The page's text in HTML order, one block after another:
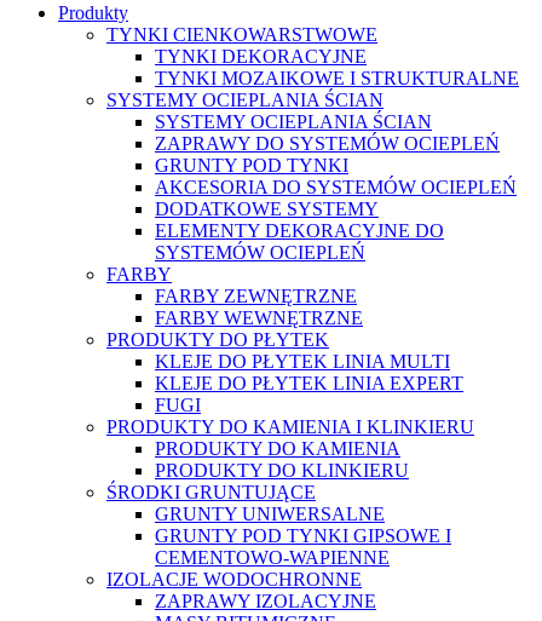
Produkty
TYNKI CIENKOWARSTWOWE
TYNKI DEKORACYJNE
TYNKI MOZAIKOWE I STRUKTURALNE
SYSTEMY OCIEPLANIA ŚCIAN
SYSTEMY OCIEPLANIA ŚCIAN
ZAPRAWY DO SYSTEMÓW OCIEPLEŃ
GRUNTY POD TYNKI
AKCESORIA DO SYSTEMÓW OCIEPLEŃ
DODATKOWE SYSTEMY
ELEMENTY DEKORACYJNE DO
SYSTEMÓW OCIEPLEŃ
FARBY
FARBY ZEWNĘTRZNE
FARBY WEWNĘTRZNE
PRODUKTY DO PŁYTEK
KLEJE DO PŁYTEK LINIA MULTI
KLEJE DO PŁYTEK LINIA EXPERT
FUGI
PRODUKTY DO KAMIENIA I KLINKIERU
PRODUKTY DO KAMIENIA
PRODUKTY DO KLINKIERU
ŚRODKI GRUNTUJĄCE
GRUNTY UNIWERSALNE
GRUNTY POD TYNKI GIPSOWE I
CEMENTOWO-WAPIENNE
IZOLACJE WODOCHRONNE
ZAPRAWY IZOLACYJNE